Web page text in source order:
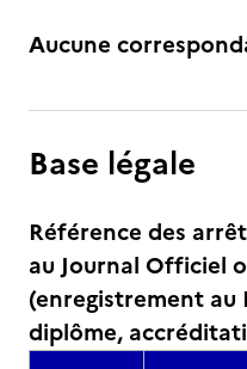
Aucune
Base légale
Référence des
au Journal Officiel
(enregistrement au
diplôme,